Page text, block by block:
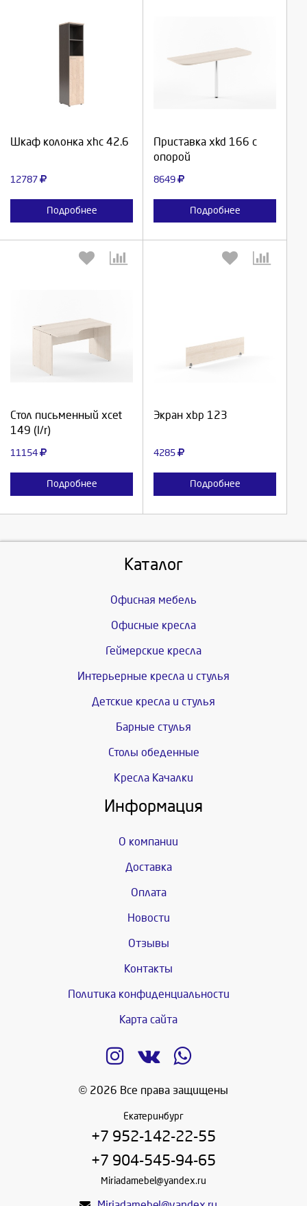
Шкаф колонка xhc 42.6
12787
Подробнее
Приставка xkd 166 с
опорой
8649
Подробнее
Выберите количество:
Стол письменный xcet
149 (l/r)
11154
Подробнее
Выберите количество:
Экран xbp 123
4285
Подробнее
Выберите количество:
Каталог
Офисная мебель
Офисные кресла
Геймерские кресла
Интерьерные кресла и стулья
Детские кресла и стулья
Барные стулья
Столы обеденные
Кресла Качалки
Информация
О компании
Доставка
Оплата
Новости
Отзывы
Контакты
Политика конфиденциальности
Карта сайта
© 2026 Все права защищены
Екатеринбург
+7 952-142-22-55
+7 904-545-94-65
Miriadamebel@yandex.ru